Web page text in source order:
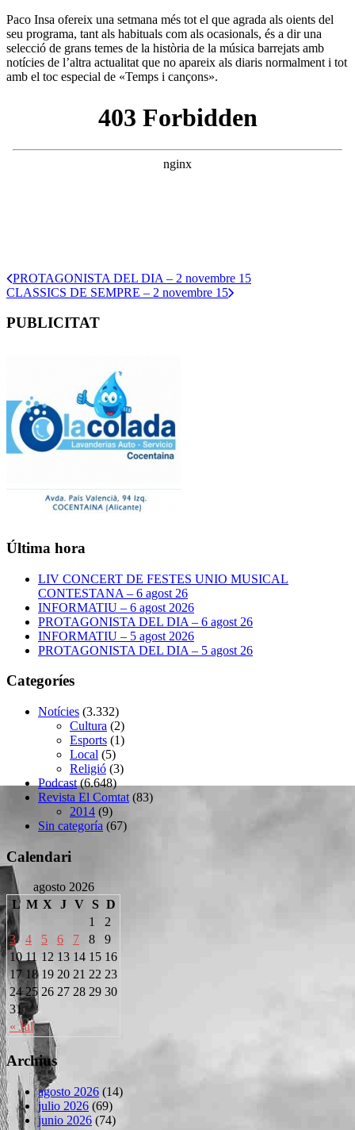
Paco Insa ofereix una setmana més tot el que agrada als oients del
seu programa, tant als habituals com als ocasionals, és a dir una
selecció de grans temes de la història de la música barrejats amb
notícies de l’altra actualitat que no apareix als diaris normalment i tot
amb el toc especial de «Temps i cançons».
PROTAGONISTA DEL DIA – 2 novembre 15
CLASSICS DE SEMPRE – 2 novembre 15
PUBLICITAT
Última hora
LIV CONCERT DE FESTES UNIO MUSICAL
CONTESTANA – 6 agost 26
INFORMATIU – 6 agost 2026
PROTAGONISTA DEL DIA – 6 agost 26
INFORMATIU – 5 agost 2026
PROTAGONISTA DEL DIA – 5 agost 26
Categoríes
Notícies (3.332)
Cultura (2)
Esports (1)
Local (5)
Religió (3)
Podcast(6.648)
Revista El Comtat (83)
2014 (9)
Sin categoría (67)
Calendari
agosto 2026
L M X J V S D
« Jul
1
2
3
4 5 6 7 8
9
10 11 12 13 14 15 16
17 18 19 20 21 22 23
24 25 26 27 28 29 30
31
Archius
agosto 2026 (14)
julio 2026 (69)
junio 2026 (74)